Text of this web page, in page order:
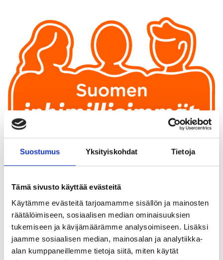
Suostumus Yksityiskohdat Tietoja
Tämä sivusto käyttää evästeitä
Käytämme evästeitä tarjoamamme sisällön ja mainosten
räätälöimiseen, sosiaalisen median ominaisuuksien
tukemiseen ja kävijämäärämme analysoimiseen. Lisäksi
jaamme sosiaalisen median, mainosalan ja analytiikka-
alan kumppaneillemme tietoja siitä, miten käytät
Sosiaalinen vastuu
Inrego on mukanaLive-säätiönSuomen inhimillisimmät
työpaikat -verkostossa, jonka tavoitteena on edistää
yhdenvertaista, monimuotoista ja saavutettavaa